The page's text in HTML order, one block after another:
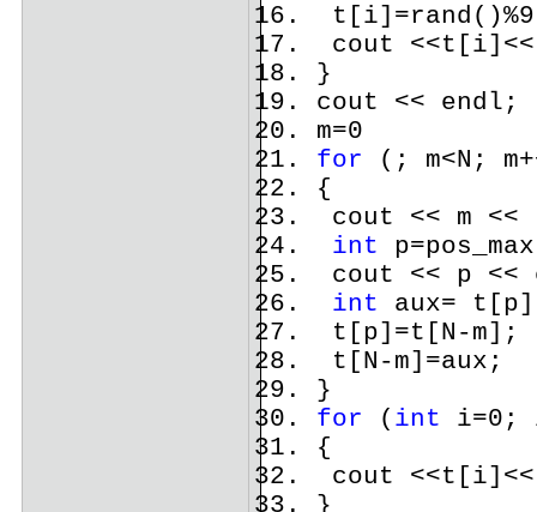
cout
}
cout << endl;
m=0
for (; m<N;
{
cout << m
int
cout << p <<
int aux=
t[p]=t[N-m];
t[N-m]=aux;
}
for ( int i=0;
{
cout
}